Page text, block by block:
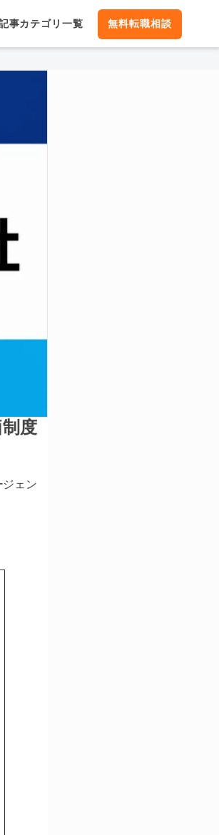
事カテゴリ一覧 無料転職相談
る口コミ暴露！
度
ジェン